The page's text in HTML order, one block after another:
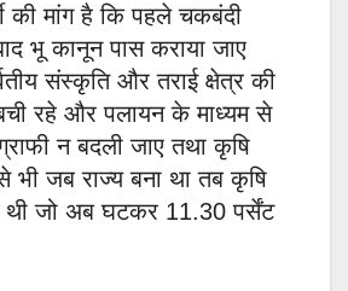
की मांग है कि पहले चकबंदी
भू कानून पास कराया जाए
संस्कृति और तराई क्षेत्र की
रहे और पलायन के माध्यम से
न बदली जाए तथा कृषि
भी जब राज्य बना था तब कृषि
जो अब घटकर 11.30 पर्सेंट